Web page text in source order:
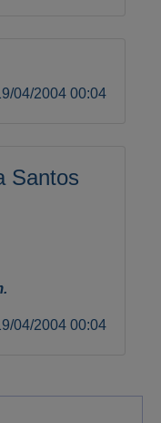
04/2004 00:04
Santos
04/2004 00:04